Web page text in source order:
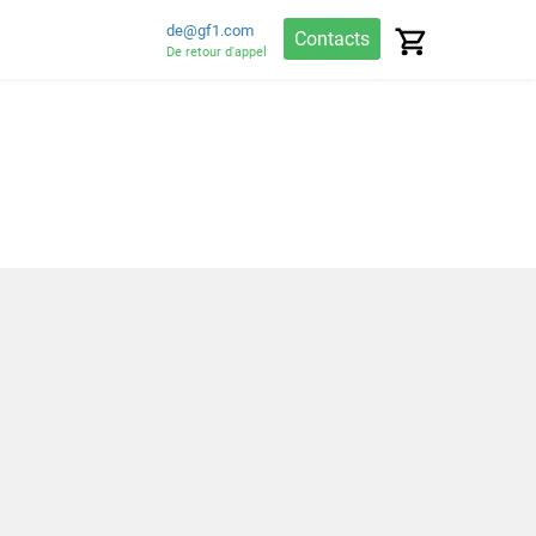
de@gf1.com
De retour d'appel
Contacts